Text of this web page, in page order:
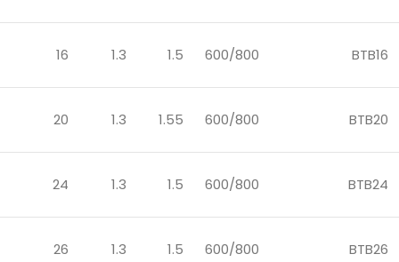
BTB16
600/800
1.5
1.3
16
BTB20
600/800
1.55
1.3
20
BTB24
600/800
1.5
1.3
24
BTB26
600/800
1.5
1.3
26